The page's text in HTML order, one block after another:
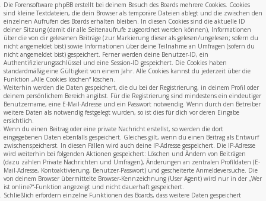
Die Forensoftware phpBB erstellt bei deinem Besuch des Boards mehrere Cookies. Cookies
sind kleine Textdateien, die dein Browser als temporäre Dateien ablegt und die zwischen den
einzelnen Aufrufen des Boards erhalten bleiben. In diesen Cookies sind die aktuelle ID
deiner Sitzung (damit dir alle Seitenaufrufe zugeordnet werden können), Informationen
über die von dir gelesenen Beiträge (zur Markierung dieser als gelesen/ungelesen; sofern du
nicht angemeldet bist) sowie Informationen über deine Teilnahme an Umfragen (sofern du
nicht angemeldet bist) gespeichert. Ferner werden deine Benutzer-ID, ein
Authentifizierungsschlüssel und eine Session-ID gespeichert. Die Cookies haben
standardmäßig eine Gültigkeit von einem Jahr. Alle Cookies kannst du jederzeit über die
Funktion „Alle Cookies löschen“ löschen.
Weiterhin werden die Daten gespeichert, die du bei der Registrierung, in deinem Profil oder
deinem persönlichem Bereich angibst. Für die Registrierung sind mindestens ein eindeutiger
Benutzername, eine E-Mail-Adresse und ein Passwort notwendig. Wenn durch den Betreiber
weitere Daten als notwendig festgelegt wurden, so ist dies für dich vor deren Eingabe
ersichtlich.
Wenn du einen Beitrag oder eine private Nachricht erstellst, so werden die dort
eingegebenen Daten ebenfalls gespeichert. Gleiches gilt, wenn du einen Beitrag als Entwurf
zwischenspeicherst. In diesen Fällen wird auch deine IP-Adresse gespeichert. Die IP-Adresse
wird weiterhin bei folgenden Aktionen gespeichert: Löschen und Ändern von Beiträgen
(dazu zählen Private Nachrichten und Umfragen), Änderungen an zentralen Profildaten (E-
Mail-Adresse, Kontoaktivierung, Benutzer-Passwort) und gescheiterte Anmeldeversuche. Die
von deinem Browser übermittelte Browser-Kennzeichnung (User Agent) wird nur in der „Wer
ist online?“-Funktion angezeigt und nicht dauerhaft gespeichert.
Schließlich erfordern einzelne Funktionen des Boards, dass weitere Daten gespeichert